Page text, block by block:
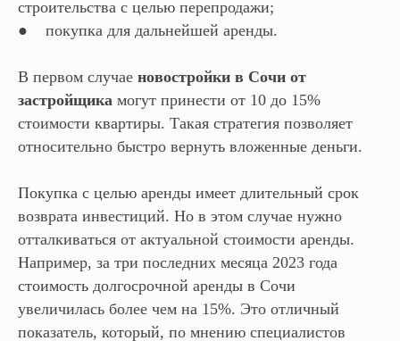
строительства с целью перепродажи;
● покупка для дальнейшей аренды.
В первом случае новостройки в Сочи от
застройщика могут принести от 10 до 15%
стоимости квартиры. Такая стратегия позволяет
относительно быстро вернуть вложенные деньги.
Покупка с целью аренды имеет длительный срок
возврата инвестиций. Но в этом случае нужно
отталкиваться от актуальной стоимости аренды.
Например, за три последних месяца 2023 года
стоимость долгосрочной аренды в Сочи
увеличилась более чем на 15%. Это отличный
показатель, который, по мнению специалистов